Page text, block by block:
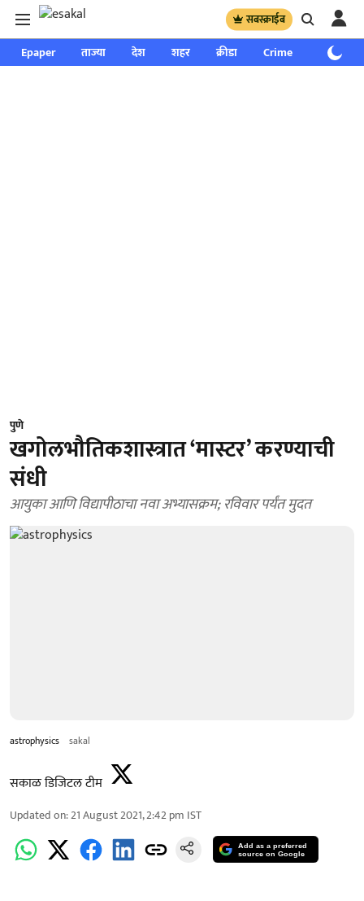
सबस्क्राईब
Epaper ताज्या देश शहर क्रीडा Crime साप्ताहिक
पुणे
खगोलभौतिकशास्त्रात ‘मास्टर’ करण्याची
संधी
आयुका आणि विद्यापीठाचा नवा अभ्यासक्रम; रविवार पर्यंत मुदत
astrophysics sakal
सकाळ डिजिटल टीम
Updated on:21 August 2021, 2:42 pm IST
Add as a preferred
source on Google